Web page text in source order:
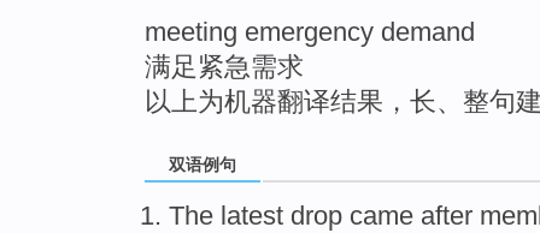
meeting emergency demand
满足紧急需求
以上为机器翻译结果，长、整句
双语例句
The latest drop came after